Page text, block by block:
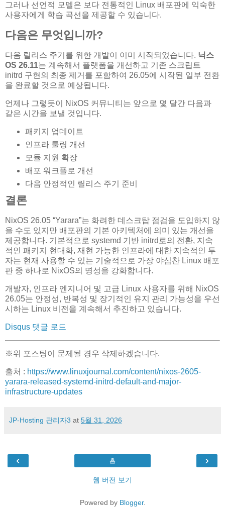
그러나 선언적 모델은 보다 전통적인 Linux 배포판에 익숙한
사용자에게 학습 곡선을 제공할 수 있습니다.
다음은 무엇입니까?
다음 릴리스 주기를 위한 개발이 이미 시작되었습니다. 닉스
OS 26.11는 계속해서 플랫폼을 개선하고 기존 스크립트
initrd 구현의 최종 제거를 포함하여 26.05에 시작된 일부 전환
을 완료할 것으로 예상됩니다.
언제나 그렇듯이 NixOS 커뮤니티는 앞으로 몇 달간 다음과
같은 시간을 보낼 것입니다.
패키지 업데이트
인프라 툴링 개선
모듈 지원 확장
배포 워크플로 개선
다음 안정적인 릴리스 주기 준비
결론
NixOS 26.05 “Yarara”는 화려한 데스크탑 점검을 도입하지 않
을 수도 있지만 배포판의 기본 아키텍처에 의미 있는 개선을
제공합니다. 기본적으로 systemd 기반 initrd로의 전환, 지속
적인 패키지 현대화, 재현 가능한 인프라에 대한 지속적인 투
자는 현재 사용할 수 있는 기술적으로 가장 야심찬 Linux 배포
판 중 하나로 NixOS의 명성을 강화합니다.
개발자, 인프라 엔지니어 및 고급 Linux 사용자를 위해 NixOS
26.05는 안정성, 반복성 및 장기적인 유지 관리 가능성을 우선
시하는 Linux 비전을 계속해서 추진하고 있습니다.
Disqus 댓글 로드
※위 포스팅이 문제될 경우 삭제하겠습니다.
출처 : https://www.linuxjournal.com/content/nixos-2605-
yarara-released-systemd-initrd-default-and-major-
infrastructure-updates
JP-Hosting 관리자3 at 5월 31, 2026
‹ ›
홈
웹 버전 보기
Powered by Blogger.